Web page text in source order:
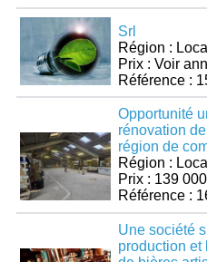
Srl
Région :
Prix : Voir
Référence :
Opportunité
rénovation
région de
Région :
Prix : 139
Référence :
Une société
production et